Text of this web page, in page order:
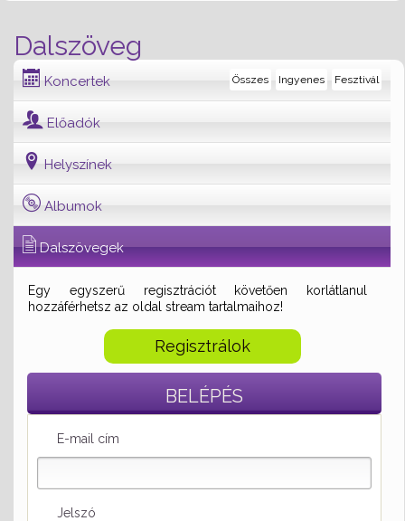
Dalszöveg
Koncertek Fesztivál
Ingyenes
Összes
Előadók
Helyszínek
Albumok
Dalszövegek
Egy egyszerű regisztrációt követően korlátlanul
hozzáférhetsz az oldal stream tartalmaihoz!
Regisztrálok
BELÉPÉS
E-mail cím
Jelszó